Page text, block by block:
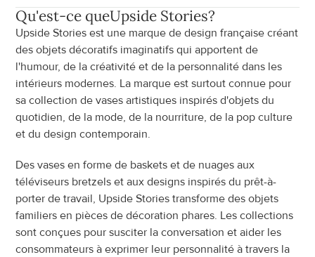
Qu'est-ce queUpside Stories?
Upside Stories est une marque de design française créant
des objets décoratifs imaginatifs qui apportent de
l'humour, de la créativité et de la personnalité dans les
intérieurs modernes. La marque est surtout connue pour
sa collection de vases artistiques inspirés d'objets du
quotidien, de la mode, de la nourriture, de la pop culture
et du design contemporain.
Des vases en forme de baskets et de nuages aux
téléviseurs bretzels et aux designs inspirés du prêt-à-
porter de travail, Upside Stories transforme des objets
familiers en pièces de décoration phares. Les collections
sont conçues pour susciter la conversation et aider les
consommateurs à exprimer leur personnalité à travers la